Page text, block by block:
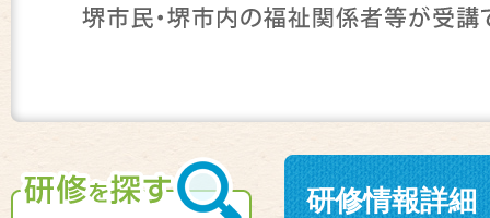
研修情報詳細